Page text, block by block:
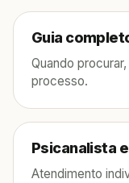
Guia
Quando
processo.
Psicanalista
Atendimento